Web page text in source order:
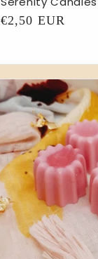
Normaler
€2,50 EUR